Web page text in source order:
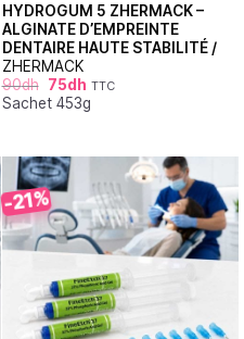
HYDROGUM 5 ZHERMACK –
ALGINATE D’EMPREINTE
DENTAIRE HAUTE STABILITÉ /
ZHERMACK
90dh 75dh TTC
Sachet 453g
-21%